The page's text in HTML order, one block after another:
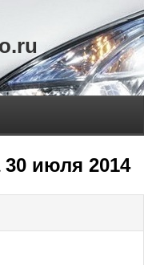
30 июля 2014